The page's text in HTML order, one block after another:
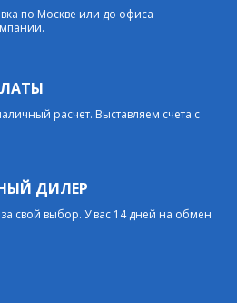
по Москве или до офиса
расчет. Выставляем счета с
ДИЛЕР
свой выбор. У вас 14 дней на обмен